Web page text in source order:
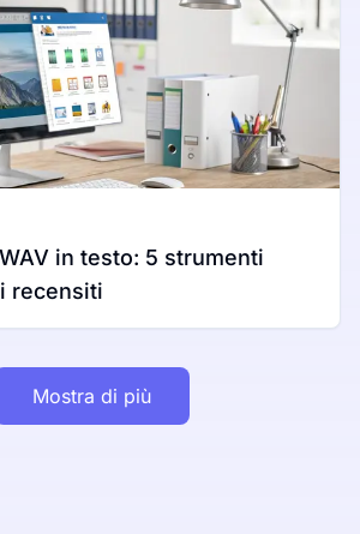
in testo: 5 strumenti
recensiti
Mostra di più